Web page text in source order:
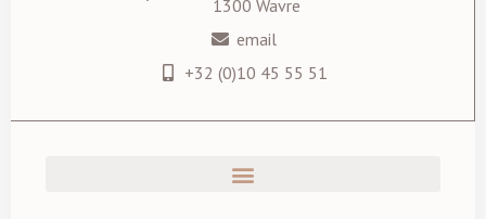
1300 Wavre
email
+32 (0)10 45 55 51